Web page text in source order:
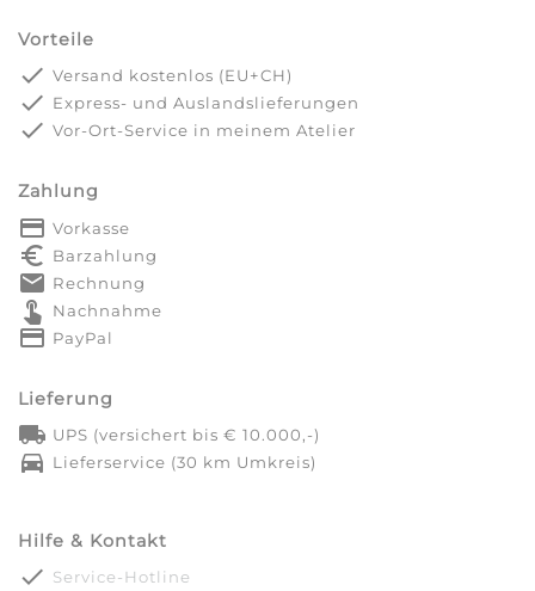
Vorteile
done Versand kostenlos (EU+CH)
done Express- und Auslandslieferungen
done Vor-Ort-Service in meinem Atelier
Zahlung
payment Vorkasse
euro_symbol Barzahlung
markunread Rechnung
touch_app Nachnahme
credit_card PayPal
Lieferung
local_shipping UPS (versichert bis € 10.000,-)
directions_car Lieferservice (30 km Umkreis)
Hilfe & Kontakt
done Service-Hotline